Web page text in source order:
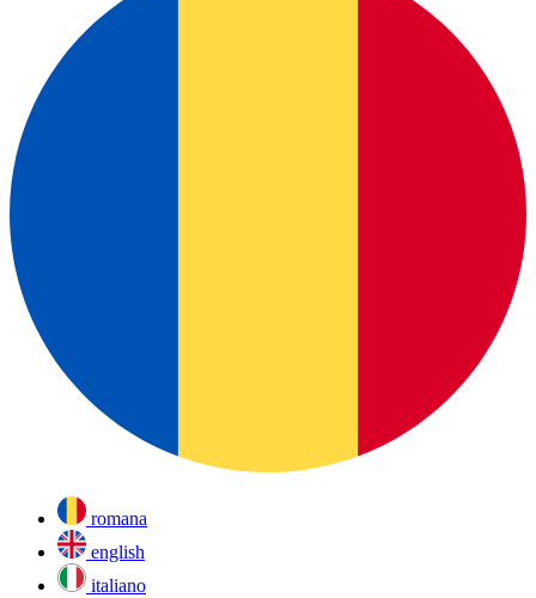
romana
english
italiano